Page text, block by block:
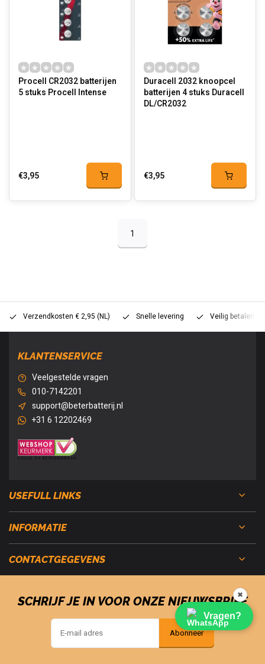
Procell CR2032 batterijen
5 stuks Procell Intense
€3,95
Duracell 2032 knoopcel
batterijen 4 stuks Duracell
DL/CR2032
€3,95
1
Verzendkosten € 2,95 (NL) Snelle levering Veilig betalen
KLANTENSERVICE
Veelgestelde vragen
010-7142201
support@beterbatterij.nl
+31 6 12202469
USEFULL LINKS
INFORMATIE
CONTACTGEGEVENS
SCHRIJF JE IN VOOR ONZE NIEUWSBRIEF
Abonneer
✖
Vragen?